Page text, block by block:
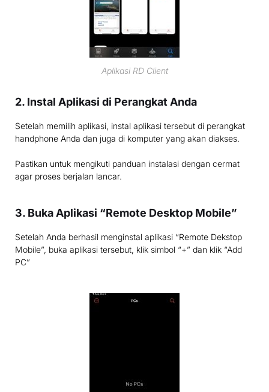
Aplikasi RD Client
2. Instal Aplikasi di Perangkat Anda
Setelah memilih aplikasi, instal aplikasi tersebut di perangkat
handphone Anda dan juga di komputer yang akan diakses.
Pastikan untuk mengikuti panduan instalasi dengan cermat
agar proses berjalan lancar.
3. Buka Aplikasi “Remote Desktop Mobile”
Setelah Anda berhasil menginstal aplikasi “Remote Dekstop
Mobile”, buka aplikasi tersebut, klik simbol “+” dan klik “Add
PC”